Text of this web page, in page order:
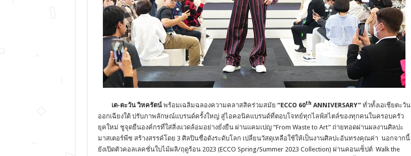
เต-ตะวัน วิหครัตน์พร้อมเฉลิมฉลองความคลาสสิคร่วมสมัย “ECCO 60th ANNIVERSARY”ทั่วทั้งเอเชียตะวัน
ออกเฉียงใต้ ปรับภาพลักษณ์แบรนด์ครั้งใหญ่ สู่ไอคอนิคแบรนด์ที่ตอบโจทย์ทุกไลฟ์สไตล์ของทุกคนในครอบครัว
ยุคใหม่ ชูจุดยืนองค์กรที่ใส่สิ่งแวดล้อมอย่างยั่งยืน ผ่านแคมเปญ “From Waste to Art” ถ่ายทอดผ่านผลงานศิลปะ
มาสเตอร์พีซ สร้างสรรค์โดย 3 ศิลปินชื่อดังระดับโลก เปลี่ยนวัสดุเหลือใช้ให้เป็นงานศิลปะอันทรงคุณค่า นอกจากนี้
ยังเปิดตัวคอลเลคชั่นใบไม้ผลิ/ฤดูร้อน 2023 (ECCO Spring/Summer 2023 Collection) ผ่านคอนเซ็ปต์ Walk the